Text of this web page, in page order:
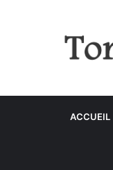
ACCUEIL